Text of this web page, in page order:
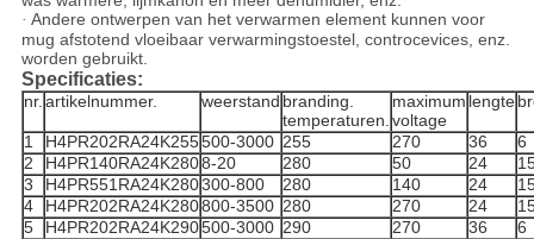
· Andere ontwerpen van het verwarmen element kunnen voor
mug afstotend vloeibaar verwarmingstoestel, controcevices, enz.
worden gebruikt.
Specificaties:
nr.artikelnummer. weerstand branding.
temperaturen.
maximum
voltage
lengte
1 H4PR202RA24K255500-3000 255 270 36
6
2
H4PR140RA24K2808-20 280 50 24
3
H4PR551RA24K280300-800 280 140 24
4
H4PR202RA24K280800-3500 280 270 24
5
H4PR202RA24K290500-3000 290 270 36 6